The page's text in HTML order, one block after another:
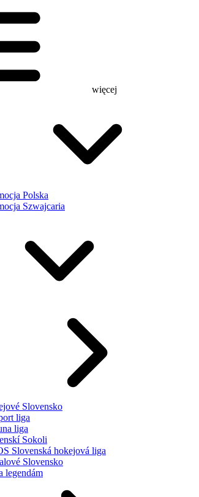
więcej
Polska
Szwajcaria
Slovensko
liga
liga
Sokoli
Slovenská hokejová liga
Slovensko
legendám